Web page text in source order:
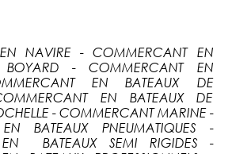
NAVIRE - COMMERCANT EN
BOYARD - COMMERCANT EN
EN BATEAUX DE
EN BATEAUX DE
- COMMERCANT MARINE -
BATEAUX PNEUMATIQUES -
EN BATEAUX SEMI RIGIDES -